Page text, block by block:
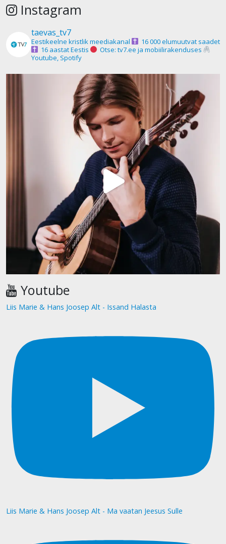
Instagram
taevas_tv7
Eestikeelne kristlik meediakanal
16 000 elumuutvat saadet
16 aastat Eestis
Otse: tv7.ee ja mobiilirakenduses
Youtube, Spotify
Youtube
Liis Marie & Hans Joosep Alt - Issand Halasta
Liis Marie & Hans Joosep Alt - Ma vaatan Jeesus Sulle